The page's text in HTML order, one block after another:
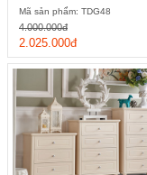
Mã sản phẩm: TDG48
2.025.000đ
4.000.000đ